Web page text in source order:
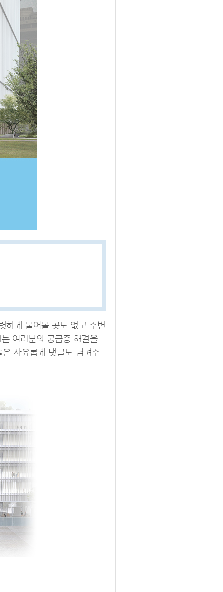
하게 물어볼 곳도 없고 주변
여러분의 궁금증 해결을
자유롭게 댓글도 남겨주